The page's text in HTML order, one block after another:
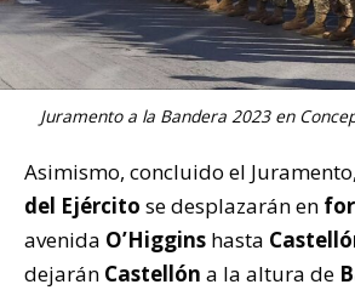
Juramento a la Bandera 2023 en
Asimismo, concluido el
del Ejército se desplazarán en
avenida O’Higgins hasta
dejarán Castellón a la altura de